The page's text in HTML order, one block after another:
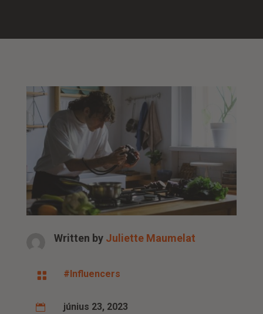
Written by Juliette Maumelat
 #Influencers
 június 23, 2023